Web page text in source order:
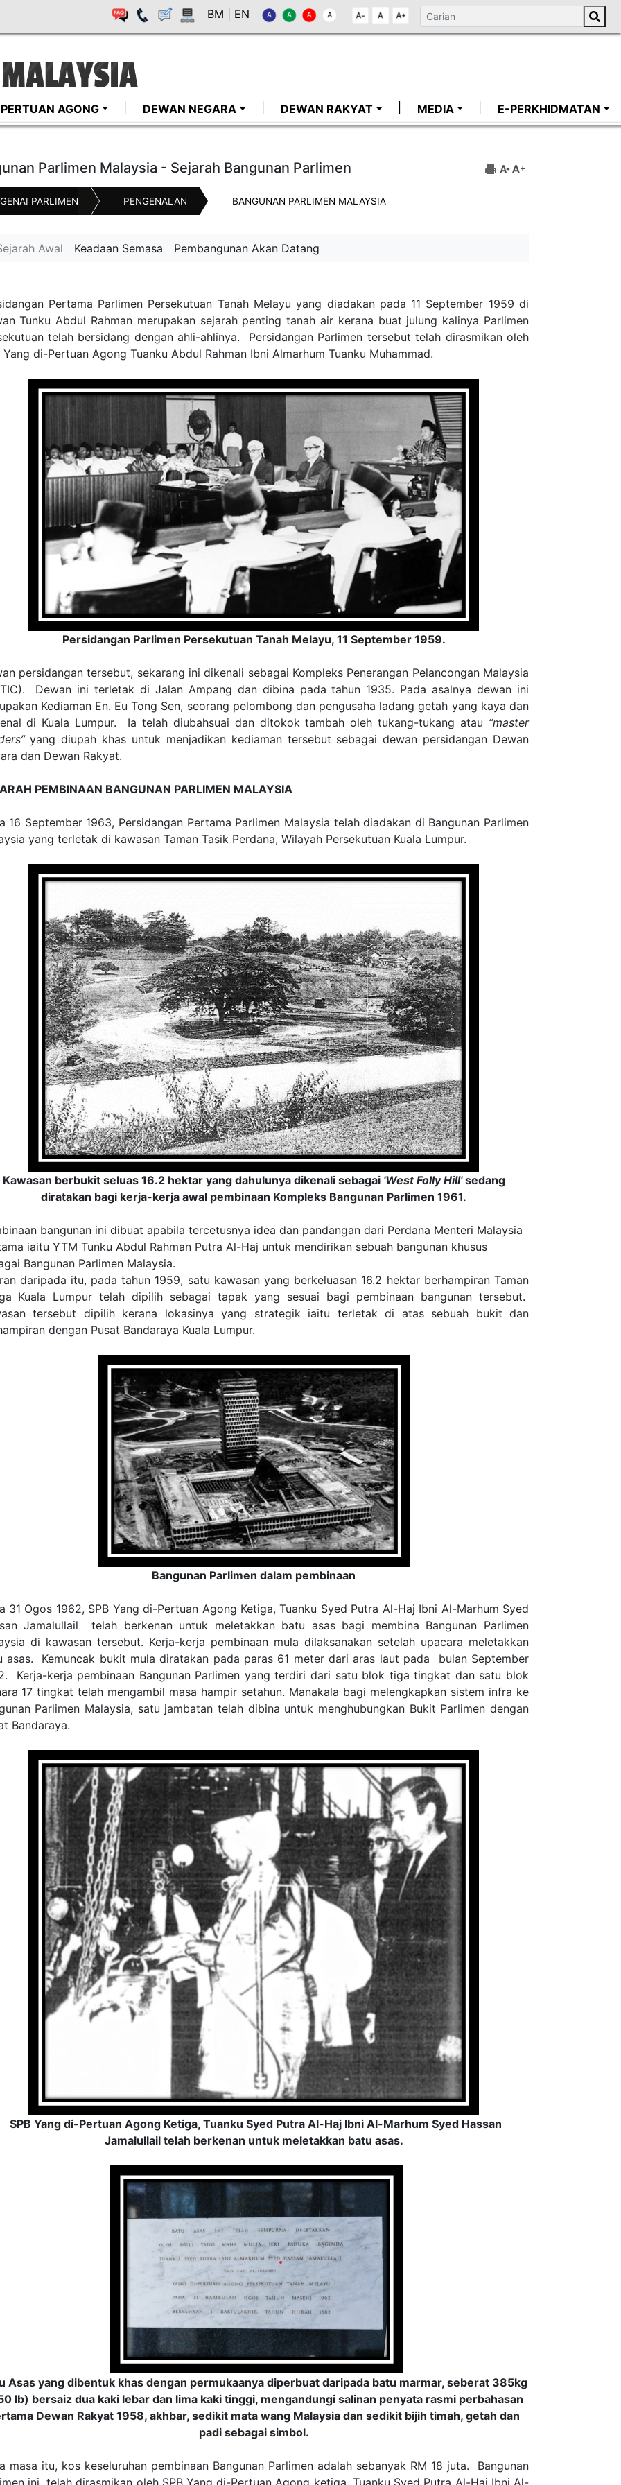
BM EN
AGONG DEWAN NEGARA DEWAN RAKYAT MEDIA E-PERKHIDMATAN
Parlimen Malaysia - Sejarah Bangunan Parlimen
PARLIMEN PENGENALAN BANGUNAN PARLIMEN MALAYSIA
Awal Keadaan Semasa Pembangunan Akan Datang
Pertama Parlimen Persekutuan Tanah Melayu yang diadakan pada 11 September 1959 di
Tunku Abdul Rahman merupakan sejarah penting tanah air kerana buat julung kalinya Parlimen
telah bersidang dengan ahli-ahlinya. Persidangan Parlimen tersebut telah dirasmikan oleh
Yang di-Pertuan Agong Tuanku Abdul Rahman Ibni Almarhum Tuanku Muhammad.
Persidangan Parlimen Persekutuan Tanah Melayu, 11 September 1959.
persidangan tersebut, sekarang ini dikenali sebagai Kompleks Penerangan Pelancongan Malaysia
Dewan ini terletak di Jalan Ampang dan dibina pada tahun 1935. Pada asalnya dewan ini
Kediaman En. Eu Tong Sen, seorang pelombong dan pengusaha ladang getah yang kaya dan
di Kuala Lumpur. Ia telah diubahsuai dan ditokok tambah oleh tukang-tukang atau “master
yang diupah khas untuk menjadikan kediaman tersebut sebagai dewan persidangan Dewan
dan Dewan Rakyat.
PEMBINAAN BANGUNAN PARLIMEN MALAYSIA
16 September 1963, Persidangan Pertama Parlimen Malaysia telah diadakan di Bangunan Parlimen
yang terletak di kawasan Taman Tasik Perdana, Wilayah Persekutuan Kuala Lumpur.
Kawasan berbukit seluas 16.2 hektar yang dahulunya dikenali sebagai 'West Folly Hill'sedang
diratakan bagi kerja-kerja awal pembinaan Kompleks Bangunan Parlimen 1961.
bangunan ini dibuat apabila tercetusnya idea dan pandangan dari Perdana Menteri Malaysia
iaitu YTM Tunku Abdul Rahman Putra Al-Haj untuk mendirikan sebuah bangunan khusus
Bangunan Parlimen Malaysia.
daripada itu, pada tahun 1959, satu kawasan yang berkeluasan 16.2 hektar berhampiran Taman
Kuala Lumpur telah dipilih sebagai tapak yang sesuai bagi pembinaan bangunan tersebut.
tersebut dipilih kerana lokasinya yang strategik iaitu terletak di atas sebuah bukit dan
dengan Pusat Bandaraya Kuala Lumpur.
Bangunan Parlimen dalam pembinaan
31 Ogos 1962, SPB Yang di-Pertuan Agong Ketiga, Tuanku Syed Putra Al-Haj Ibni Al-Marhum Syed
Jamalullail telah berkenan untuk meletakkan batu asas bagi membina Bangunan Parlimen
di kawasan tersebut. Kerja-kerja pembinaan mula dilaksanakan setelah upacara meletakkan
asas. Kemuncak bukit mula diratakan pada paras 61 meter dari aras laut pada bulan September
Kerja-kerja pembinaan Bangunan Parlimen yang terdiri dari satu blok tiga tingkat dan satu blok
17 tingkat telah mengambil masa hampir setahun. Manakala bagi melengkapkan sistem infra ke
Parlimen Malaysia, satu jambatan telah dibina untuk menghubungkan Bukit Parlimen dengan
Bandaraya.
SPB Yang di-Pertuan Agong Ketiga, Tuanku Syed Putra Al-Haj Ibni Al-Marhum Syed Hassan
Jamalullail telah berkenan untuk meletakkan batu asas.
Asas yang dibentuk khas dengan permukaanya diperbuat daripada batu marmar, seberat 385kg
lb) bersaiz dua kaki lebar dan lima kaki tinggi, mengandungi salinan penyata rasmi perbahasan
Dewan Rakyat 1958, akhbar, sedikit mata wang Malaysia dan sedikit bijih timah, getah dan
padi sebagai simbol.
masa itu, kos keseluruhan pembinaan Bangunan Parlimen adalah sebanyak RM 18 juta. Bangunan
ini telah dirasmikan oleh SPB Yang di-Pertuan Agong ketiga, Tuanku Syed Putra Al-Haj Ibni Al-